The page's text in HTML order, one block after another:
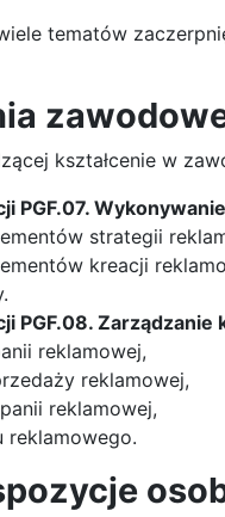
tematów
kształcenie w
PGF.07.
strategii
kreacji
PGF.08. Zarządzanie
reklamowej,
reklamowej,
reklamowej,
reklamowego.